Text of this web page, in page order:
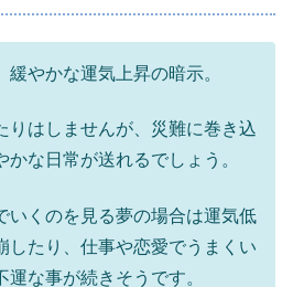
やかな運気上昇の暗示。
りはしませんが、災難に巻き込
かな日常が送れるでしょう。
いくのを見る夢の場合は運気低
したり、仕事や恋愛でうまくい
な事が続きそうです。